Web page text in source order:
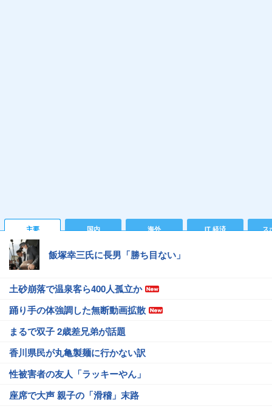
主要 国内 海外 IT 経済 ス
飯塚幸三氏に長男「勝ち目ない」
土砂崩落で温泉客ら400人孤立か
踊り手の体強調した無断動画拡散
まるで双子 2歳差兄弟が話題
香川県民が丸亀製麺に行かない訳
性被害者の友人「ラッキーやん」
座席で大声 親子の「滑稽」末路